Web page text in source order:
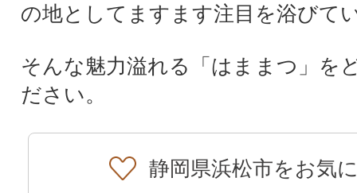
の地としてますます注目を浴びて
そんな魅力溢れる「はままつ」を
ださい。
静岡県浜松市をお気